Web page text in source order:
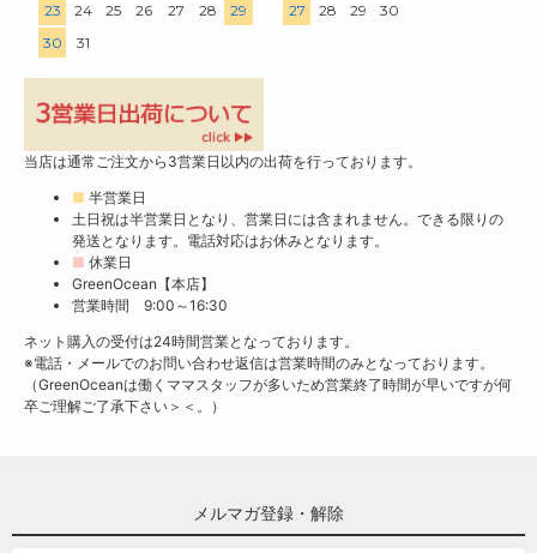
23
24 25 26 27 28
29
30
31
27
28 29 30
当店は通常ご注文から3営業日以内の出荷を行っております。
■ 半営業日
土日祝は半営業日となり、営業日には含まれません。できる限りの
発送となります。電話対応はお休みとなります。
■ 休業日
GreenOcean【本店】
営業時間 9:00～16:30
ネット購入の受付は24時間営業となっております。
※電話・メールでのお問い合わせ返信は営業時間のみとなっております。
（GreenOceanは働くママスタッフが多いため営業終了時間が早いですが何
卒ご理解ご了承下さい＞＜。）
メルマガ登録・解除